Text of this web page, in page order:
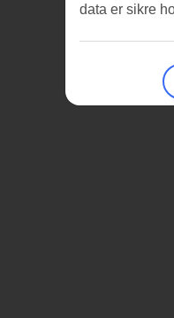
data er sikre